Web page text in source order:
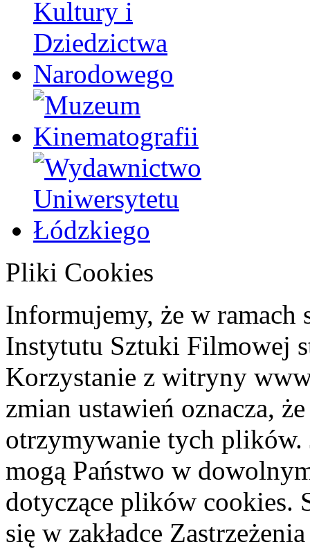
Pliki Cookies
Informujemy, że w ramach
Instytutu Sztuki Filmowej
Korzystanie z witryny
zmian ustawień oznacza,
otrzymywanie tych plików.
mogą Państwo w
dotyczące plików cookies.
się w zakładce